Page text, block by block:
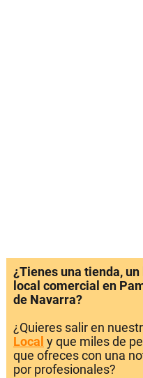
¿Tienes una tienda,
local comercial en
de Navarra?
¿Quieres salir en
Local y que miles de
que ofreces con una
por profesionales?